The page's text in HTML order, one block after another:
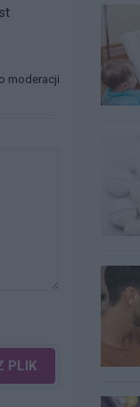
moderacji
PLIK